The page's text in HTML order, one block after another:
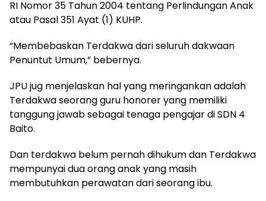
RI Nomor 35 Tahun 2004 tentang Perlindungan Anak
atau Pasal 351 Ayat (1) KUHP.
“Membebaskan Terdakwa dari seluruh dakwaan
Penuntut Umum,” bebernya.
JPU jug menjelaskan hal yang meringankan adalah
Terdakwa seorang guru honorer yang memiliki
tanggung jawab sebagai tenaga pengajar di SDN 4
Baito.
Dan terdakwa belum pernah dihukum dan Terdakwa
mempunyai dua orang anak yang masih
membutuhkan perawatan dari seorang ibu.